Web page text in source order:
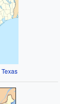
Texas